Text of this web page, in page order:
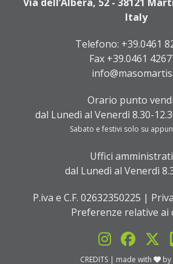
Italy
Telefono: +39.0461
Fax +39.0461
Orario punto
dal Lunedì al Venerdì 8.30-
Sabato e festivi solo su
Uffici
dal Lunedì al Venerdì
P.iva e C.F. 02632350225 |
Preferenze relative ai
CREDITS | made with by